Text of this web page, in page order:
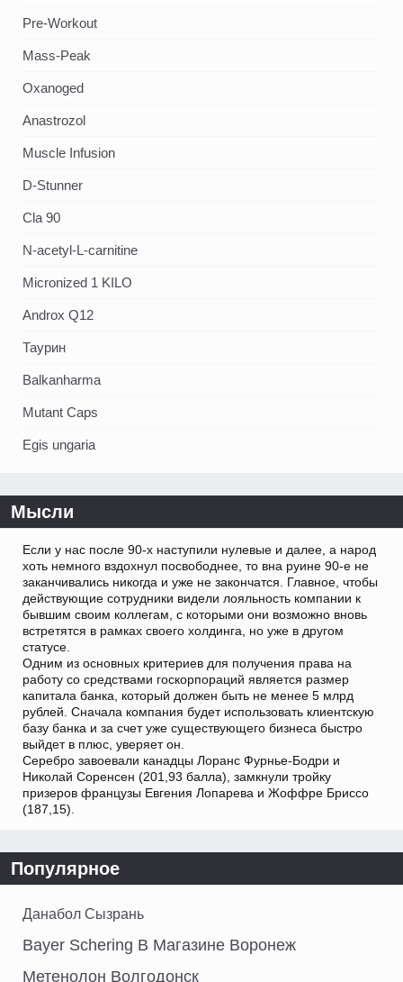
Pre-Workout
Mass-Peak
Oxanoged
Аnastrozol
Muscle Infusion
D-Stunner
Cla 90
N-acetyl-L-carnitine
Micronized 1 KILO
Androx Q12
Таурин
Balkanharma
Mutant Caps
Egis ungaria
Мысли
Если у нас после 90-х наступили нулевые и далее, а народ
хоть немного вздохнул посвободнее, то вна руине 90-е не
заканчивались никогда и уже не закончатся. Главное, чтобы
действующие сотрудники видели лояльность компании к
бывшим своим коллегам, с которыми они возможно вновь
встретятся в рамках своего холдинга, но уже в другом
статусе.
Одним из основных критериев для получения права на
работу со средствами госкорпораций является размер
капитала банка, который должен быть не менее 5 млрд
рублей. Сначала компания будет использовать клиентскую
базу банка и за счет уже существующего бизнеса быстро
выйдет в плюс, уверяет он.
Серебро завоевали канадцы Лоранс Фурнье-Бодри и
Николай Соренсен (201,93 балла), замкнули тройку
призеров французы Евгения Лопарева и Жоффре Бриссо
(187,15).
Популярное
Данабол Сызрань
Bayer Schering В Магазине Воронеж
Метенолон Волгодонск